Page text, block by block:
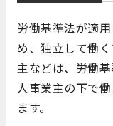
労働基準法が適
め、独立して働
主などは、労働
人事業主の下で
ます。